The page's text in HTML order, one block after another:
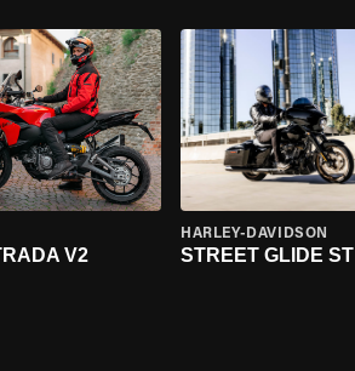
V2
HARLEY-DAVIDSON
STREET GLIDE ST